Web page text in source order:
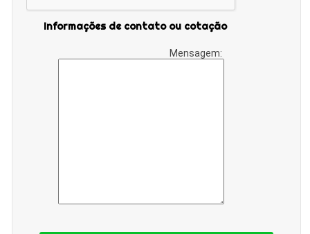
Informações de contato ou cotação
Mensagem: